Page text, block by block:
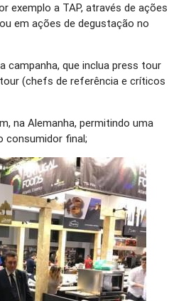
exemplo a TAP, através de ações
em ações de degustação no
campanha, que inclua press tour
(chefs de referência e críticos
na Alemanha, permitindo uma
consumidor final;